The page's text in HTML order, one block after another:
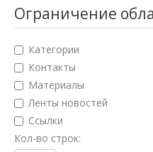
Искусствоведение
Архитектура
Психологические науки
Социологические науки
Политические науки
Ограничение
Категории
Контакты
Материалы
Ленты новостей
Ссылки
Кол-во строк: